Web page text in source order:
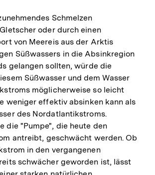
Schmelzen
oder durch einen
von Meereis aus der Arktis
Süßwassers in die Absinkregion
gelangen sollten, würde die
Süßwasser und dem Wasser
möglicherweise so leicht
weniger effektiv absinken kann als
des Nordatlantikstroms.
die "Pumpe", die heute den
antreibt, geschwächt werden. Ob
in den vergangenen
schwächer geworden ist, lässt